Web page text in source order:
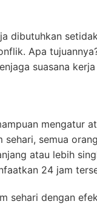
dibutuhkan
Apa
suasana
mengatur
sehari, semua
atau lebih
24 jam
sehari dengan